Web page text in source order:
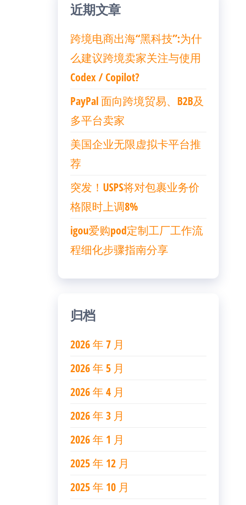
近期文章
跨境电商出海“黑科技”:为什
么建议跨境卖家关注与使用
Codex / Copilot?
PayPal 面向跨境贸易、B2B及
多平台卖家
美国企业无限虚拟卡平台推
荐
突发！USPS将对包裹业务价
格限时上调8%
igou爱购pod定制工厂工作流
程细化步骤指南分享
归档
2026 年 7 月
2026 年 5 月
2026 年 4 月
2026 年 3 月
2026 年 1 月
2025 年 12 月
2025 年 10 月